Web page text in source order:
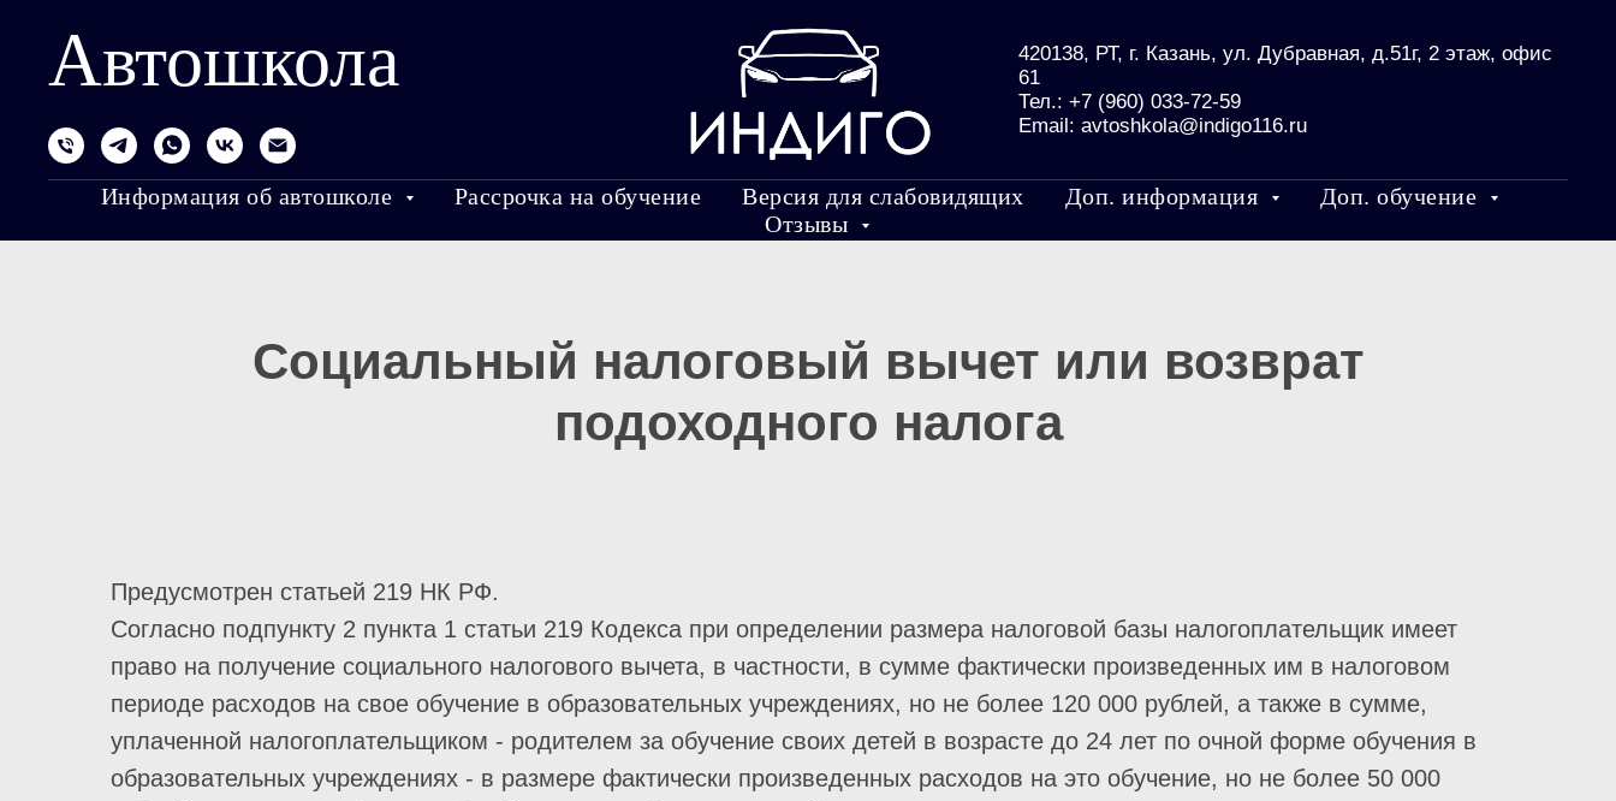
Автошкола
420138, РТ, г. Казань, ул. Дубравная, д.51г, 2 этаж, офис
61
Тел.: +7 (960) 033-72-59
Email: avtoshkola@indigo116.ru
Информация об автошколе Рассрочка на обучение Версия для слабовидящих Доп. информация
Доп. обучение
Отзывы
Социальный налоговый вычет или возврат
подоходного налога
Предусмотрен статьей 219 НК РФ.
Согласно подпункту 2 пункта 1 статьи 219 Кодекса при определении размера налоговой базы налогоплательщик имеет
право на получение социального налогового вычета, в частности, в сумме фактически произведенных им в налоговом
периоде расходов на свое обучение в образовательных учреждениях, но не более 120 000 рублей, а также в сумме,
уплаченной налогоплательщиком - родителем за обучение своих детей в возрасте до 24 лет по очной форме обучения в
образовательных учреждениях - в размере фактически произведенных расходов на это обучение, но не более 50 000